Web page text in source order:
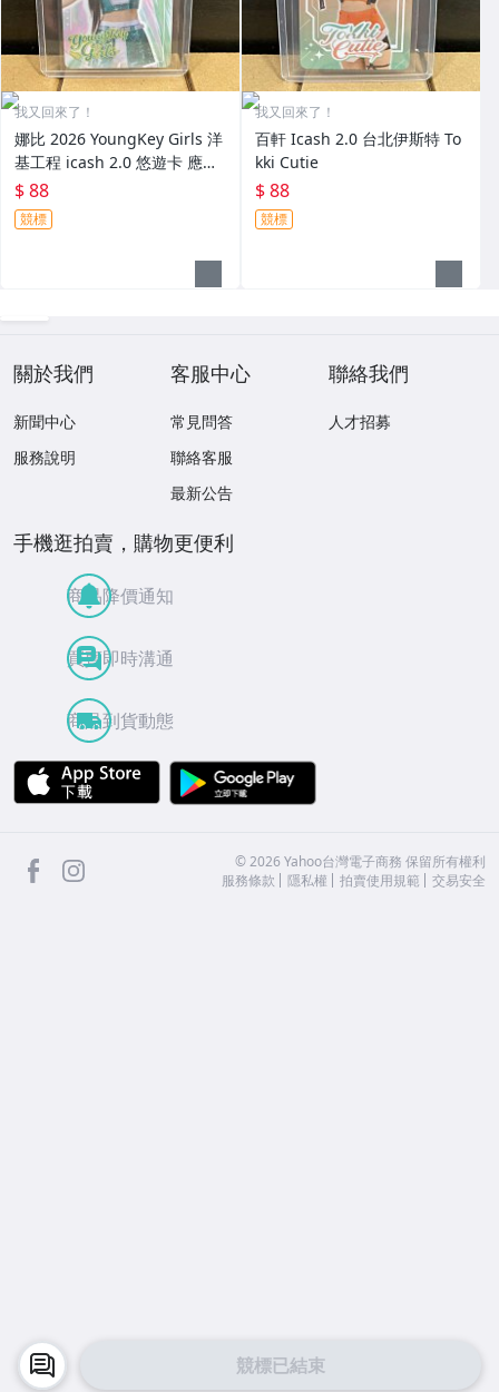
競標已結束
我又回來了！
娜比 2026 YoungKey Girls 洋
基工程 icash 2.0 悠遊卡 應援
卡
$ 88
競標
我又回來了！
百軒 Icash 2.0 台北伊斯特 To
kki Cutie
$ 88
競標
關於我們
新聞中心
服務說明
客服中心
常見問答
聯絡客服
最新公告
聯絡我們
人才招募
手機逛拍賣，購物更便利
商品降價通知
買賣即時溝通
商品到貨動態
APP Store
facebook ©2026 Yahoo台灣電子商務 保留所有權利
服務條款
隱私權 拍賣使用規範 交易安全